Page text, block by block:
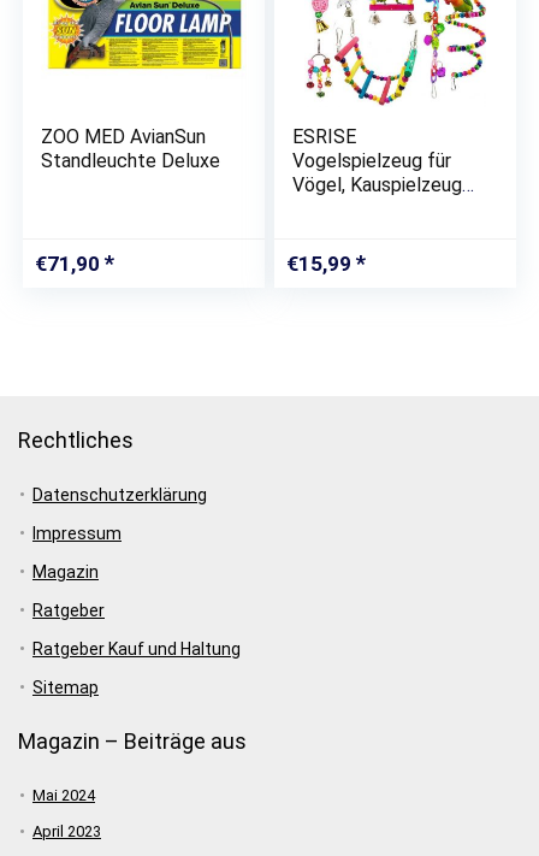
ZOO MED AvianSun
Standleuchte Deluxe
€71,90
ESRISE
Vogelspielzeug für
Vögel, Kauspielzeug
für Conures
Nymphensittiche
€15,99
Rechtliches
Datenschutzerklärung
Impressum
Magazin
Ratgeber
Ratgeber Kauf und Haltung
Sitemap
Magazin – Beiträge aus
Mai 2024
April 2023